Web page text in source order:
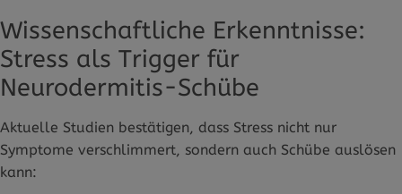
Wissenschaftliche Erkenntnisse:
Stress als Trigger für
Neurodermitis-Schübe
Aktuelle Studien bestätigen, dass Stress nicht nur
Symptome verschlimmert, sondern auch Schübe auslösen
kann: